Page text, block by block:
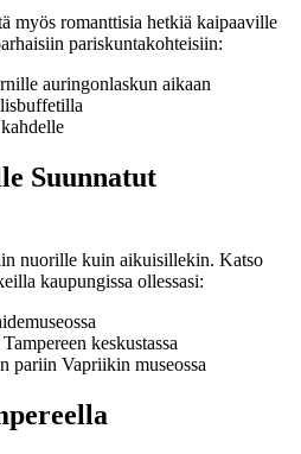
myös romanttisia hetkiä kaipaaville
pariskuntakohteisiin:
auringonlaskun aikaan
Suunnatut
nuorille kuin aikuisillekin. Katso
kaupungissa ollessasi:
keskustassa
pariin Vapriikin museossa